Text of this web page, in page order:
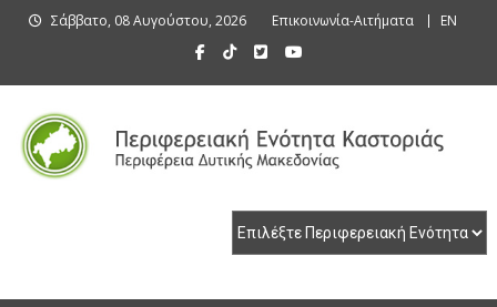
Σάββατο, 08 Αυγούστου, 2026 Επικοινωνία-Αιτήματα EN